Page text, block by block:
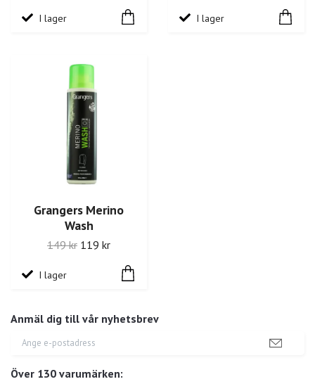
Anmäl dig till vår nyhetsbrev
Över 130 varumärken:
I lager I lager
Grangers Merino
Wash
149 kr 119 kr
I lager